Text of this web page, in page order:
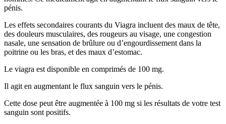
pénis.
Les effets secondaires courants du Viagra incluent des maux de tête,
des douleurs musculaires, des rougeurs au visage, une congestion
nasale, une sensation de brûlure ou d’engourdissement dans la
poitrine ou les bras, et des maux d’estomac.
Le viagra est disponible en comprimés de 100 mg.
Il agit en augmentant le flux sanguin vers le pénis.
Cette dose peut être augmentée à 100 mg si les résultats de votre test
sanguin sont positifs.